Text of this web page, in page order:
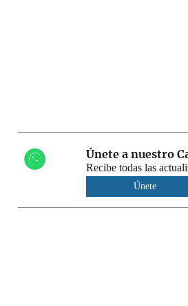
Únete a nuestro
Recibe todas las
Únete